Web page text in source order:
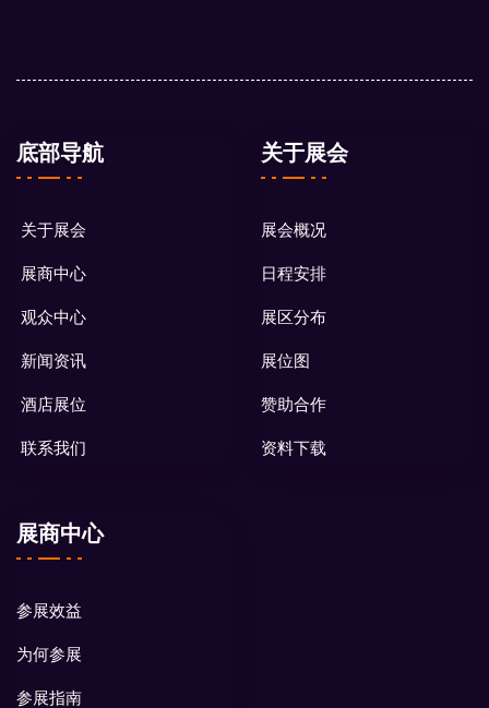
底部导航
关于展会
展商中心
观众中心
新闻资讯
酒店展位
联系我们
关于展会
展会概况
日程安排
展区分布
展位图
赞助合作
资料下载
展商中心
参展效益
为何参展
参展指南